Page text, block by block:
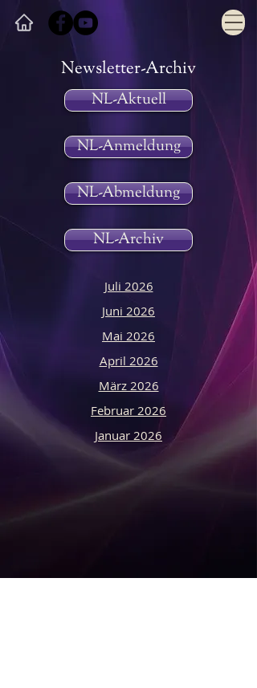
Newsletter-Archiv
NL-Aktuell
NL-Anmeldung
NL-Abmeldung
NL-Archiv
Juli 2026
Juni 2026
Mai 2026
April 2026
März 2026
Februar 2026
Januar 2026